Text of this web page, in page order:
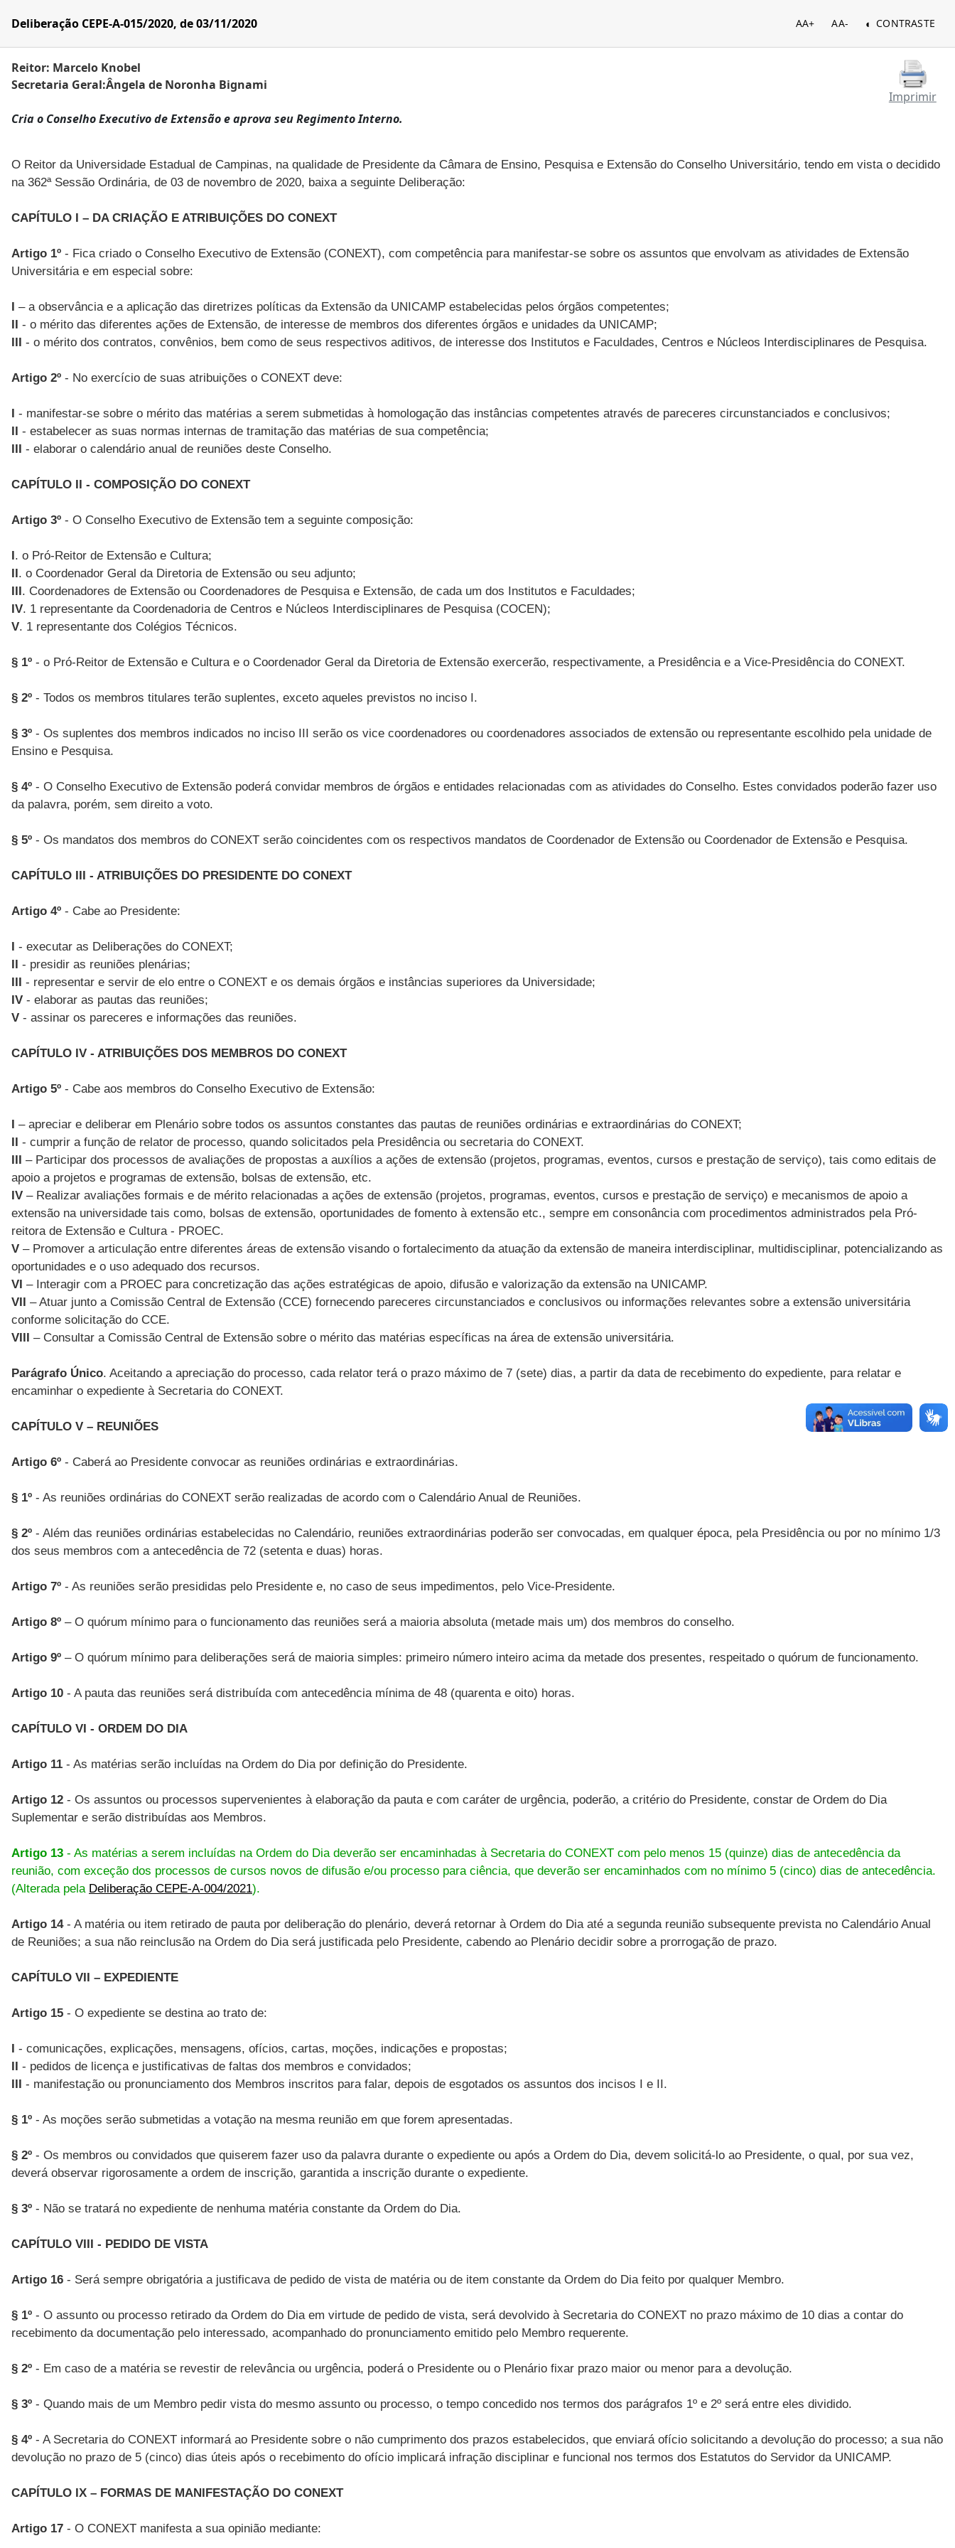
Deliberação CEPE-A-015/2020, de 03/11/2020 AA+ AA- CONTRASTE
Reitor: Marcelo Knobel
Secretaria Geral:Ângela de Noronha Bignami
Imprimir
Cria o Conselho Executivo de Extensão e aprova seu Regimento Interno.
O Reitor da Universidade Estadual de Campinas, na qualidade de Presidente da Câmara de Ensino, Pesquisa e Extensão do Conselho Universitário, tendo em vista o decidido
na 362ª Sessão Ordinária, de 03 de novembro de 2020, baixa a seguinte Deliberação:
CAPÍTULO I – DA CRIAÇÃO E ATRIBUIÇÕES DO CONEXT
Artigo 1º - Fica criado o Conselho Executivo de Extensão (CONEXT), com competência para manifestar-se sobre os assuntos que envolvam as atividades de Extensão
Universitária e em especial sobre:
I – a observância e a aplicação das diretrizes políticas da Extensão da UNICAMP estabelecidas pelos órgãos competentes;
II - o mérito das diferentes ações de Extensão, de interesse de membros dos diferentes órgãos e unidades da UNICAMP;
III - o mérito dos contratos, convênios, bem como de seus respectivos aditivos, de interesse dos Institutos e Faculdades, Centros e Núcleos Interdisciplinares de Pesquisa.
Artigo 2º - No exercício de suas atribuições o CONEXT deve:
I - manifestar-se sobre o mérito das matérias a serem submetidas à homologação das instâncias competentes através de pareceres circunstanciados e conclusivos;
II - estabelecer as suas normas internas de tramitação das matérias de sua competência;
III - elaborar o calendário anual de reuniões deste Conselho.
CAPÍTULO II - COMPOSIÇÃO DO CONEXT
Artigo 3º - O Conselho Executivo de Extensão tem a seguinte composição:
I. o Pró-Reitor de Extensão e Cultura;
II. o Coordenador Geral da Diretoria de Extensão ou seu adjunto;
III. Coordenadores de Extensão ou Coordenadores de Pesquisa e Extensão, de cada um dos Institutos e Faculdades;
IV. 1 representante da Coordenadoria de Centros e Núcleos Interdisciplinares de Pesquisa (COCEN);
V. 1 representante dos Colégios Técnicos.
§ 1º - o Pró-Reitor de Extensão e Cultura e o Coordenador Geral da Diretoria de Extensão exercerão, respectivamente, a Presidência e a Vice-Presidência do CONEXT.
§ 2º - Todos os membros titulares terão suplentes, exceto aqueles previstos no inciso I.
§ 3º - Os suplentes dos membros indicados no inciso III serão os vice coordenadores ou coordenadores associados de extensão ou representante escolhido pela unidade de
Ensino e Pesquisa.
§ 4º - O Conselho Executivo de Extensão poderá convidar membros de órgãos e entidades relacionadas com as atividades do Conselho. Estes convidados poderão fazer uso
da palavra, porém, sem direito a voto.
§ 5º - Os mandatos dos membros do CONEXT serão coincidentes com os respectivos mandatos de Coordenador de Extensão ou Coordenador de Extensão e Pesquisa.
CAPÍTULO III - ATRIBUIÇÕES DO PRESIDENTE DO CONEXT
Artigo 4º - Cabe ao Presidente:
I - executar as Deliberações do CONEXT;
II - presidir as reuniões plenárias;
III - representar e servir de elo entre o CONEXT e os demais órgãos e instâncias superiores da Universidade;
IV - elaborar as pautas das reuniões;
V - assinar os pareceres e informações das reuniões.
CAPÍTULO IV - ATRIBUIÇÕES DOS MEMBROS DO CONEXT
Artigo 5º - Cabe aos membros do Conselho Executivo de Extensão:
I – apreciar e deliberar em Plenário sobre todos os assuntos constantes das pautas de reuniões ordinárias e extraordinárias do CONEXT;
II - cumprir a função de relator de processo, quando solicitados pela Presidência ou secretaria do CONEXT.
III – Participar dos processos de avaliações de propostas a auxílios a ações de extensão (projetos, programas, eventos, cursos e prestação de serviço), tais como editais de
apoio a projetos e programas de extensão, bolsas de extensão, etc.
IV – Realizar avaliações formais e de mérito relacionadas a ações de extensão (projetos, programas, eventos, cursos e prestação de serviço) e mecanismos de apoio a
extensão na universidade tais como, bolsas de extensão, oportunidades de fomento à extensão etc., sempre em consonância com procedimentos administrados pela Pró-
reitora de Extensão e Cultura - PROEC.
V – Promover a articulação entre diferentes áreas de extensão visando o fortalecimento da atuação da extensão de maneira interdisciplinar, multidisciplinar, potencializando as
oportunidades e o uso adequado dos recursos.
VI – Interagir com a PROEC para concretização das ações estratégicas de apoio, difusão e valorização da extensão na UNICAMP.
VII – Atuar junto a Comissão Central de Extensão (CCE) fornecendo pareceres circunstanciados e conclusivos ou informações relevantes sobre a extensão universitária
conforme solicitação do CCE.
VIII – Consultar a Comissão Central de Extensão sobre o mérito das matérias específicas na área de extensão universitária.
Parágrafo Único. Aceitando a apreciação do processo, cada relator terá o prazo máximo de 7 (sete) dias, a partir da data de recebimento do expediente, para relatar e
encaminhar o expediente à Secretaria do CONEXT.
CAPÍTULO V – REUNIÕES
Artigo 6º - Caberá ao Presidente convocar as reuniões ordinárias e extraordinárias.
§ 1º - As reuniões ordinárias do CONEXT serão realizadas de acordo com o Calendário Anual de Reuniões.
§ 2º - Além das reuniões ordinárias estabelecidas no Calendário, reuniões extraordinárias poderão ser convocadas, em qualquer época, pela Presidência ou por no mínimo 1/3
dos seus membros com a antecedência de 72 (setenta e duas) horas.
Artigo 7º - As reuniões serão presididas pelo Presidente e, no caso de seus impedimentos, pelo Vice-Presidente.
Artigo 8º – O quórum mínimo para o funcionamento das reuniões será a maioria absoluta (metade mais um) dos membros do conselho.
Artigo 9º – O quórum mínimo para deliberações será de maioria simples: primeiro número inteiro acima da metade dos presentes, respeitado o quórum de funcionamento.
Artigo 10 - A pauta das reuniões será distribuída com antecedência mínima de 48 (quarenta e oito) horas.
CAPÍTULO VI - ORDEM DO DIA
Artigo 11 - As matérias serão incluídas na Ordem do Dia por definição do Presidente.
Artigo 12 - Os assuntos ou processos supervenientes à elaboração da pauta e com caráter de urgência, poderão, a critério do Presidente, constar de Ordem do Dia
Suplementar e serão distribuídas aos Membros.
Artigo 13 - As matérias a serem incluídas na Ordem do Dia deverão ser encaminhadas à Secretaria do CONEXT com pelo menos 15 (quinze) dias de antecedência da
reunião, com exceção dos processos de cursos novos de difusão e/ou processo para ciência, que deverão ser encaminhados com no mínimo 5 (cinco) dias de antecedência.
(Alterada pela Deliberação CEPE-A-004/2021).
Artigo 14 - A matéria ou item retirado de pauta por deliberação do plenário, deverá retornar à Ordem do Dia até a segunda reunião subsequente prevista no Calendário Anual
de Reuniões; a sua não reinclusão na Ordem do Dia será justificada pelo Presidente, cabendo ao Plenário decidir sobre a prorrogação de prazo.
CAPÍTULO VII – EXPEDIENTE
Artigo 15 - O expediente se destina ao trato de:
I - comunicações, explicações, mensagens, ofícios, cartas, moções, indicações e propostas;
II - pedidos de licença e justificativas de faltas dos membros e convidados;
III - manifestação ou pronunciamento dos Membros inscritos para falar, depois de esgotados os assuntos dos incisos I e II.
§ 1º - As moções serão submetidas a votação na mesma reunião em que forem apresentadas.
§ 2º - Os membros ou convidados que quiserem fazer uso da palavra durante o expediente ou após a Ordem do Dia, devem solicitá-lo ao Presidente, o qual, por sua vez,
deverá observar rigorosamente a ordem de inscrição, garantida a inscrição durante o expediente.
§ 3º - Não se tratará no expediente de nenhuma matéria constante da Ordem do Dia.
CAPÍTULO VIII - PEDIDO DE VISTA
Artigo 16 - Será sempre obrigatória a justificava de pedido de vista de matéria ou de item constante da Ordem do Dia feito por qualquer Membro.
§ 1º - O assunto ou processo retirado da Ordem do Dia em virtude de pedido de vista, será devolvido à Secretaria do CONEXT no prazo máximo de 10 dias a contar do
recebimento da documentação pelo interessado, acompanhado do pronunciamento emitido pelo Membro requerente.
§ 2º - Em caso de a matéria se revestir de relevância ou urgência, poderá o Presidente ou o Plenário fixar prazo maior ou menor para a devolução.
§ 3º - Quando mais de um Membro pedir vista do mesmo assunto ou processo, o tempo concedido nos termos dos parágrafos 1º e 2º será entre eles dividido.
§ 4º - A Secretaria do CONEXT informará ao Presidente sobre o não cumprimento dos prazos estabelecidos, que enviará ofício solicitando a devolução do processo; a sua não
devolução no prazo de 5 (cinco) dias úteis após o recebimento do ofício implicará infração disciplinar e funcional nos termos dos Estatutos do Servidor da UNICAMP.
CAPÍTULO IX – FORMAS DE MANIFESTAÇÃO DO CONEXT
Artigo 17 - O CONEXT manifesta a sua opinião mediante: